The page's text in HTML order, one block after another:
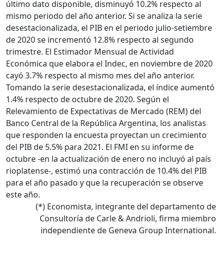
último dato disponible, disminuyó 10.2% respecto al
mismo periodo del año anterior. Si se analiza la serie
desestacionalizada, el PIB en el periodo julio-setiembre
de 2020 se incrementó 12.8% respecto al segundo
trimestre. El Estimador Mensual de Actividad
Económica que elabora el Indec, en noviembre de 2020
cayó 3.7% respecto al mismo mes del año anterior.
Tomando la serie desestacionalizada, el índice aumentó
1.4% respecto de octubre de 2020. Según el
Relevamiento de Expectativas de Mercado (REM) del
Banco Central de la República Argentina, los analistas
que responden la encuesta proyectan un crecimiento
del PIB de 5.5% para 2021. El FMI en su informe de
octubre -en la actualización de enero no incluyó al país
rioplatense-, estimó una contracción de 10.4% del PIB
para el año pasado y que la recuperación se observe
este año.
(*) Economista, integrante del departamento de
Consultoría de Carle & Andrioli, firma miembro
independiente de Geneva Group International.